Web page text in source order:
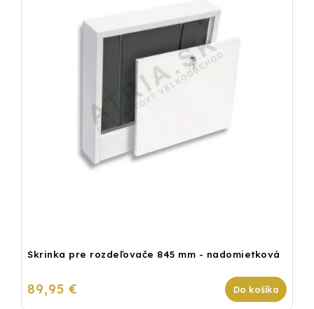
Skrinka pre rozdeľovače 845 mm - nadomietková
89,95 € Do košíka